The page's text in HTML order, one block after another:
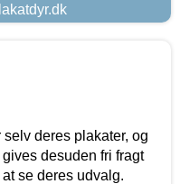
deres plakater, og
desuden fri fragt
se deres udvalg.